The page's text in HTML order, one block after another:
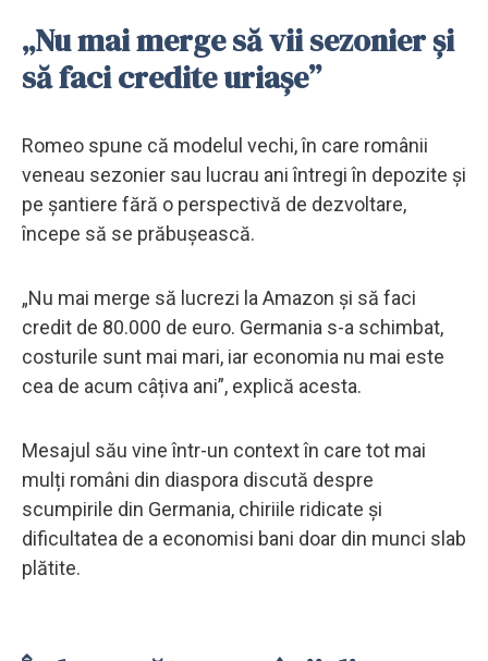
„Nu mai merge să vii sezonier și
să faci credite uriașe”
Romeo spune că modelul vechi, în care românii
veneau sezonier sau lucrau ani întregi în depozite și
pe șantiere fără o perspectivă de dezvoltare,
începe să se prăbușească.
„Nu mai merge să lucrezi la Amazon și să faci
credit de 80.000 de euro. Germania s-a schimbat,
costurile sunt mai mari, iar economia nu mai este
cea de acum câțiva ani”, explică acesta.
Mesajul său vine într-un context în care tot mai
mulți români din diaspora discută despre
scumpirile din Germania, chiriile ridicate și
dificultatea de a economisi bani doar din munci slab
plătite.